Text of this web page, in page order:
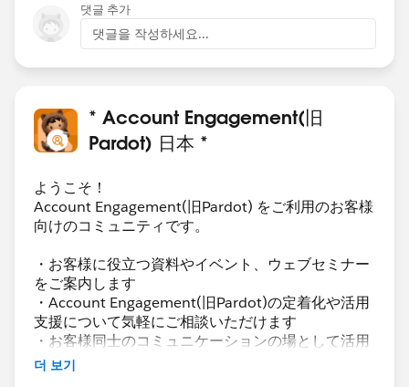
댓글 추가
댓글을 작성하세요...
* Account Engagement(旧
Pardot) 日本 *
ようこそ！
Account Engagement(旧Pardot) をご利用のお客様
向けのコミュニティです。
・お客様に役立つ資料やイベント、ウェブセミナー
をご案内します
・Account Engagement(旧Pardot)の定着化や活用
支援について気軽にご相談いただけます
・お客様同士のコミュニケーションの場として活用
いただけます
더 보기